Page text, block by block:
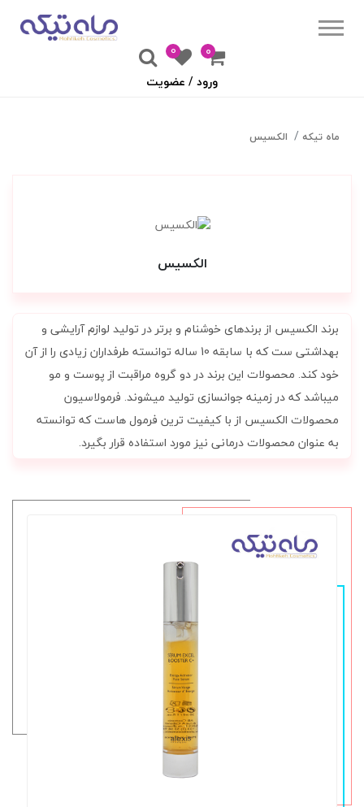
۰
0
ورود / عضویت
ماه تیکه الکسیس
الکسیس
برند الکسیس از برندهای خوشنام و برتر در تولید لوازم آرایشی و
بهداشتی ست که با سابقه 10 ساله توانسته طرفداران زیادی را از آن
خود کند. محصولات این برند در دو گروه مراقبت از پوست و مو
میباشد که در زمینه جوانسازی تولید میشوند. فرمولاسیون
محصولات الکسیس از با کیفیت ترین فرمول هاست که توانسته
به عنوان محصولات درمانی نیز مورد استفاده قرار بگیرد.